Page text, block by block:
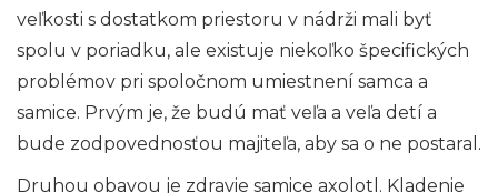
veľkosti s dostatkom priestoru v nádrži mali byť
spolu v poriadku, ale existuje niekoľko špecifických
problémov pri spoločnom umiestnení samca a
samice. Prvým je, že budú mať veľa a veľa detí a
bude zodpovednosťou majiteľa, aby sa o ne postaral.
Druhou obavou je zdravie samice axolotl. Kladenie